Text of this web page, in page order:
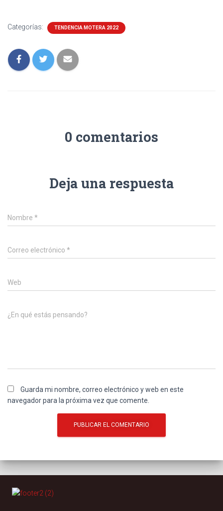
Categorías: TENDENCIA MOTERA 2022
0 comentarios
Deja una respuesta
Nombre *
Correo electrónico *
Web
¿En qué estás pensando?
Guarda mi nombre, correo electrónico y web en este
navegador para la próxima vez que comente.